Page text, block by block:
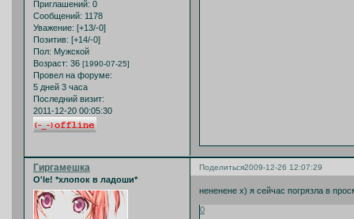
Приглашений: 0
Сообщений: 1178
Уважение: [+13/-0]
Позитив: [+14/-0]
Пол: Мужской
Возраст: 36 [1990-07-25]
Провел на форуме:
5 дней 3 часа
Последний визит:
2011-12-20 00:05:30
Поделиться2009-12-26 12:07:29
Гиргамешка
O'le! *хлопок в ладоши*
нененене х) я сейчас погрязла в
0